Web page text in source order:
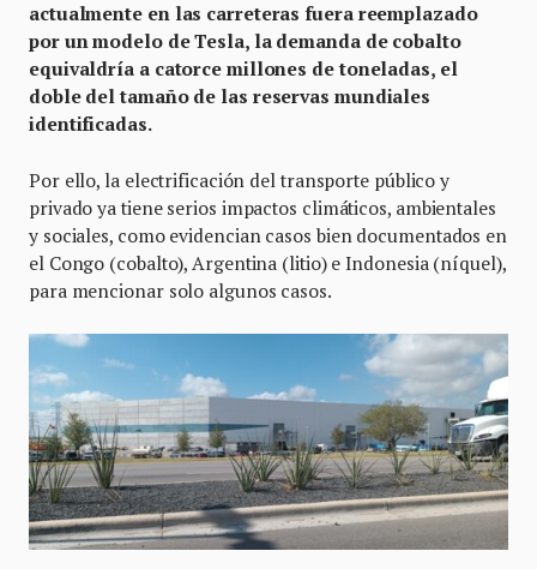
actualmente en las carreteras fuera reemplazado
por un modelo de Tesla, la demanda de cobalto
equivaldría a catorce millones de toneladas, el
doble del tamaño de las reservas mundiales
identificadas.
Por ello, la electrificación del transporte público y
privado ya tiene serios impactos climáticos, ambientales
y sociales, como evidencian casos bien documentados en
el Congo (cobalto), Argentina (litio) e Indonesia (níquel),
para mencionar solo algunos casos.